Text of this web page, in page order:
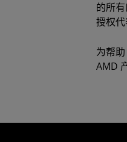
的所
授权
为帮
AMD